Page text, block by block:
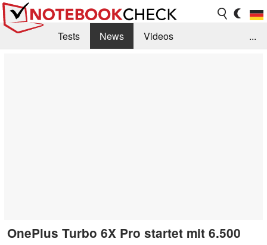
Tests News
Videos
...
OnePlus Turbo 6X Pro startet mit 6.500